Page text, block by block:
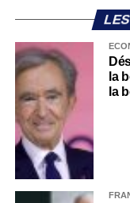
la
la